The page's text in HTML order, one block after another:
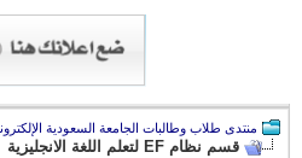
منتدى طلاب وطالبات الجامعة السعودية الإلكترونية
قسم نظام EF لتعلم اللغة الانجليزية